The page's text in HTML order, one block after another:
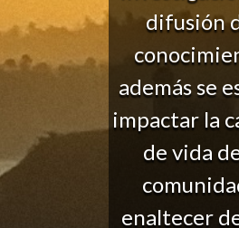
difusión
además se
impactar la
de vida
enaltecer